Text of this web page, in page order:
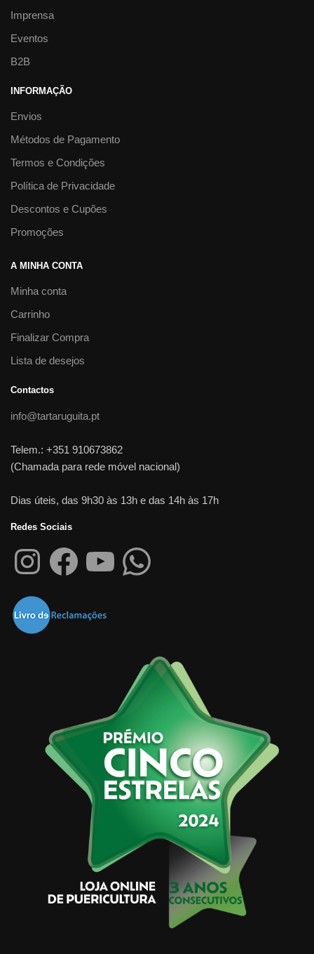
Imprensa
Eventos
B2B
INFORMAÇÃO
Envios
Métodos de Pagamento
Termos e Condições
Política de Privacidade
Descontos e Cupões
Promoções
A MINHA CONTA
Minha conta
Carrinho
Finalizar Compra
Lista de desejos
Contactos
info@tartaruguita.pt
Telem.: +351 910673862
(Chamada para rede móvel nacional)
Dias úteis, das 9h30 às 13h e das 14h às 17h
Redes Sociais